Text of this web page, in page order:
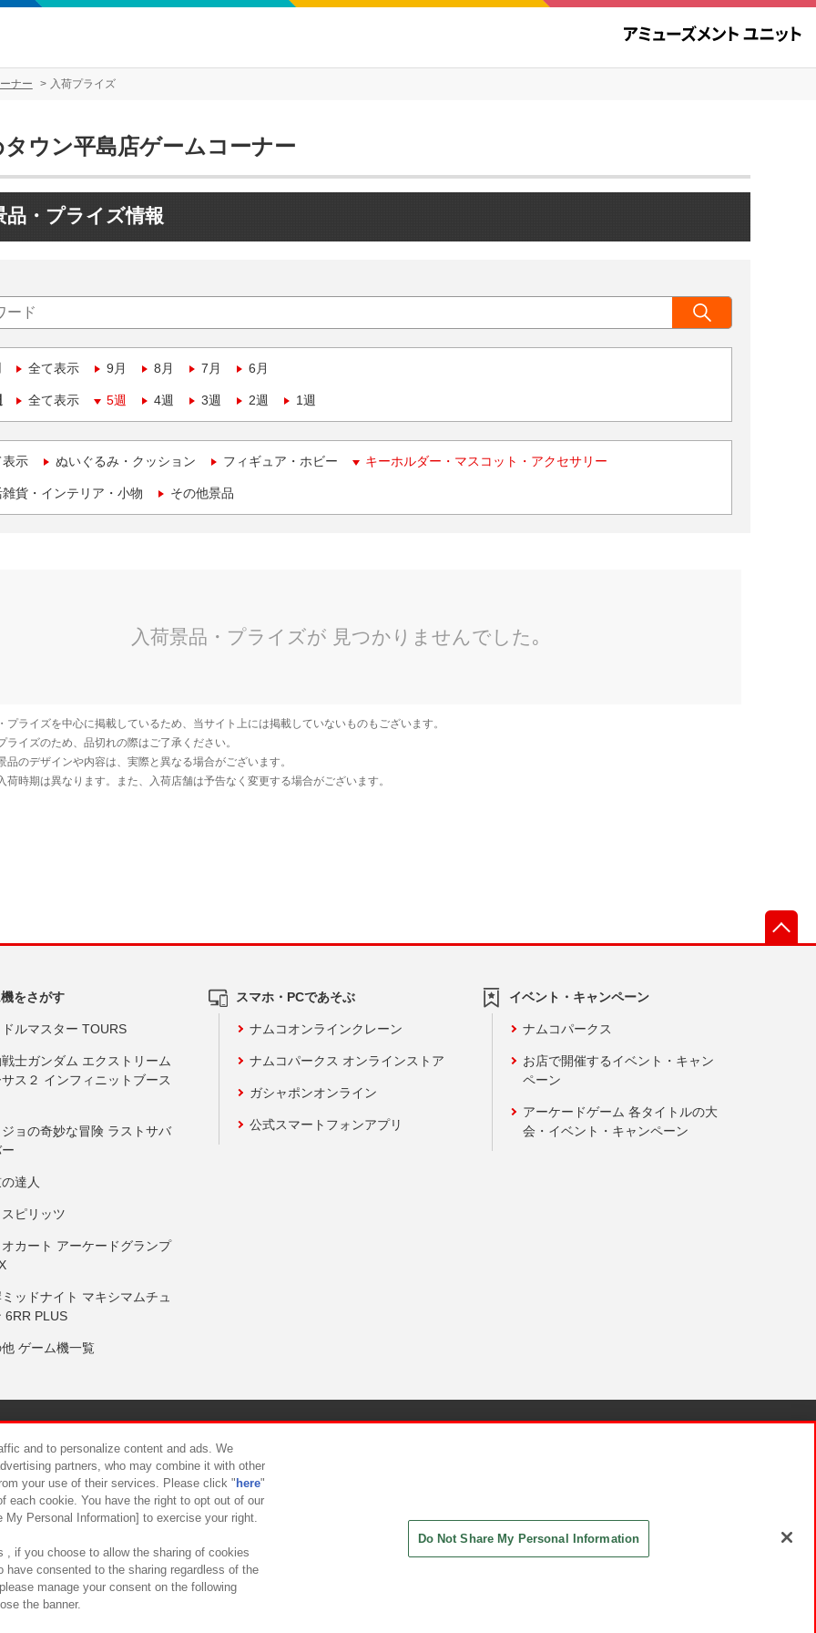
ナー 入荷プライズ
ウン平島店ゲームコーナー
品・プライズ情報
全て表示 9月 8月 7月 6月
全て表示 5週 4週 3週 2週 1週
表示 ぬいぐるみ・クッション フィギュア・ホビー キーホルダー・マスコット・アクセサリー
貨・インテリア・小物 その他景品
をさがす
ルマスター TOURS
士ガンダム エクストリーム
ス２ インフィニットブース
ョの奇妙な冒険 ラストサバ
達人
ピリッツ
カート アーケードグランプ
ッドナイト マキシマムチュ
6RR PLUS
ゲーム機一覧
スマホ・PCであそぶ
ナムコオンラインクレーン
ナムコパークス オンラインストア
ガシャポンオンライン
公式スマートフォンアプリ
イベント・キャンペーン
ナムコパークス
お店で開催するイベント・キャン
ペーン
アーケードゲーム 各タイトルの大
会・イベント・キャンペーン
について カスタマーハラスメント対応方針
and to personalize content and ads. We
partners, who may combine it with other
your use of their services. Please click " here"
each cookie. You have the right to opt out of our
Personal Information] to exercise your right.
, if you choose to allow the sharing of cookies
have consented to the sharing regardless of the
manage your consent on the following
the banner.
Do Not Share My Personal Information